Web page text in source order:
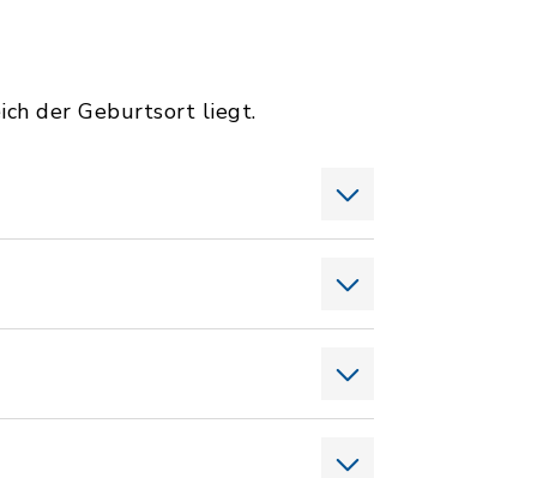
der Geburtsort liegt.